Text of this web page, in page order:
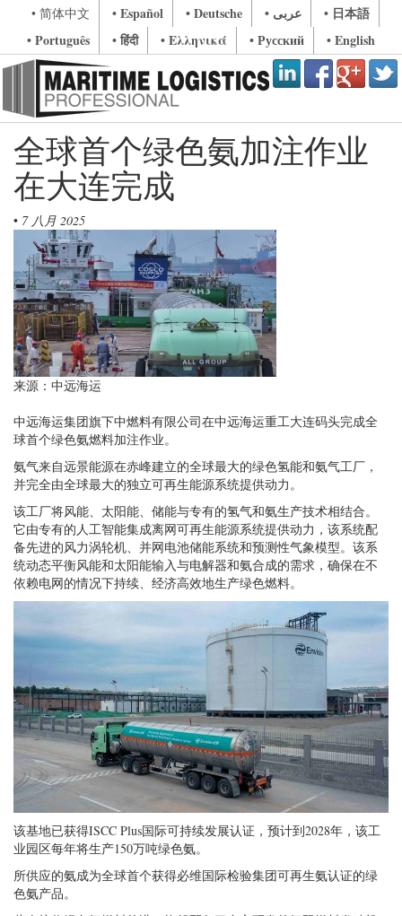
• 简体中文 • Español • Deutsche • عربى
• 日本語
• Português
• हिंदी • Ελληνικά • Русский • English
全球首个绿色氨加注作业
在大连完成
• 7 八月 2025
来源：中远海运
中远海运集团旗下中燃料有限公司在中远海运重工大连码头完成全
球首个绿色氨燃料加注作业。
氨气来自远景能源在赤峰建立的全球最大的绿色氢能和氨气工厂，
并完全由全球最大的独立可再生能源系统提供动力。
该工厂将风能、太阳能、储能与专有的氢气和氨生产技术相结合。
它由专有的人工智能集成离网可再生能源系统提供动力，该系统配
备先进的风力涡轮机、并网电池储能系统和预测性气象模型。该系
统动态平衡风能和太阳能输入与电解器和氨合成的需求，确保在不
依赖电网的情况下持续、经济高效地生产绿色燃料。
该基地已获得ISCC Plus国际可持续发展认证，预计到2028年，该工
业园区每年将生产150万吨绿色氨。
所供应的氨成为全球首个获得必维国际检验集团可再生氨认证的绿
色氨产品。